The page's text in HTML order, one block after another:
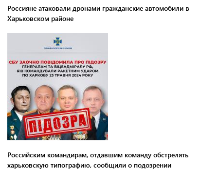
Россияне атаковали дронами гражданские автомобили в
Харьковском районе
Российским командирам, отдавшим команду обстрелять
харьковскую типографию, сообщили о подозрении